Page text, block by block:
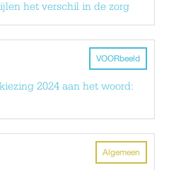
het verschil in de zorg
VOORbeeld
2024 aan het woord:
Algemeen